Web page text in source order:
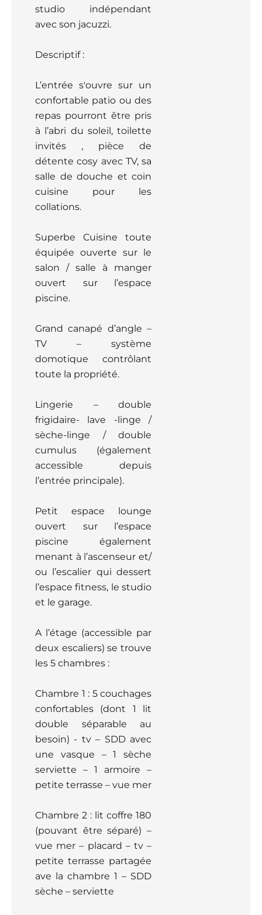
studio indépendant
avec son jacuzzi.
Descriptif :
L’entrée s'ouvre sur un
confortable patio ou des
repas pourront être pris
à l’abri du soleil, toilette
invités , pièce de
détente cosy avec TV, sa
salle de douche et coin
cuisine pour les
collations.
Superbe Cuisine toute
équipée ouverte sur le
salon / salle à manger
ouvert sur l’espace
piscine.
Grand canapé d’angle –
TV – système
domotique contrôlant
toute la propriété.
Lingerie – double
frigidaire- lave -linge /
sèche-linge / double
cumulus (également
accessible depuis
l’entrée principale).
Petit espace lounge
ouvert sur l’espace
piscine également
menant à l’ascenseur et/
ou l’escalier qui dessert
l’espace fitness, le studio
et le garage.
A l’étage (accessible par
deux escaliers) se trouve
les 5 chambres :
Chambre 1 : 5 couchages
confortables (dont 1 lit
double séparable au
besoin) - tv – SDD avec
une vasque – 1 sèche
serviette – 1 armoire –
petite terrasse – vue mer
Chambre 2 : lit coffre 180
(pouvant être séparé) –
vue mer – placard – tv –
petite terrasse partagée
ave la chambre 1 – SDD
sèche – serviette